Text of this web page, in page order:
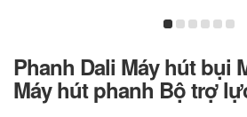
Phanh Dali Máy hút bụi
Máy hút phanh Bộ trợ